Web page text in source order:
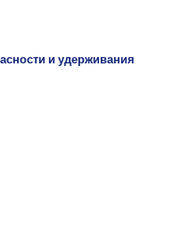
и удерживания